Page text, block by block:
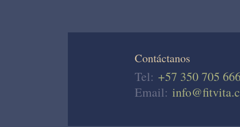
Contáctanos
Tel: +57 350 705
Email: